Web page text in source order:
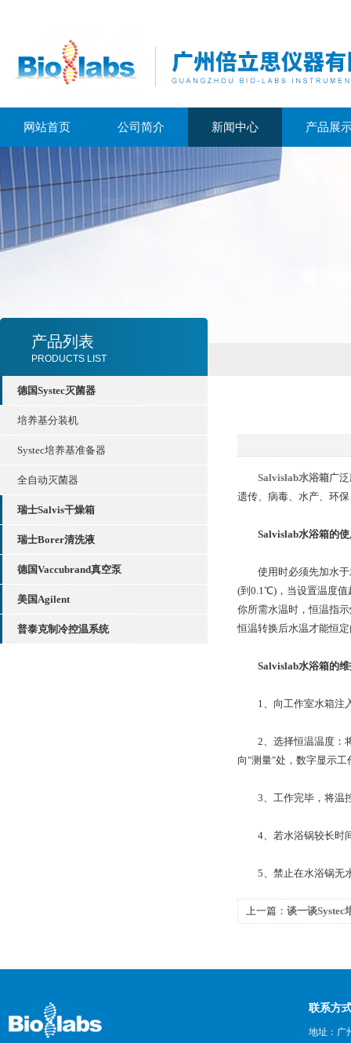
网站首页 公司简介 新闻中心 产品展
产品列表
PRODUCTS LIST
德国Systec灭菌器
培养基分装机
Systec培养基准备器
全自动灭菌器
瑞士Salvis干燥箱
瑞士Borer清洗液
德国Vaccubrand真空泵
美国Agilent
普泰克制冷控温系统
Salvislab水浴箱广
遗传、病毒、水产、环
Salvislab水浴箱的
使用时必须先加水于
(到0.1℃)，当设置温度值
你所需水温时，恒温指
恒温转换后水温才能恒
Salvislab水浴箱的
1、向工作室水箱注入
2、选择恒温温度：将
向"测量"处，数字显示
3、工作完毕，将温控
4、若水浴锅较长时间
5、禁止在水浴锅无
上一篇： 谈一谈Systec
联系方
地址：广